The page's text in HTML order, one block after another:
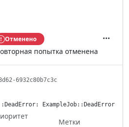
Отменено
попытка отменена
6932c80b7c3c
ExampleJob::DeadError
Метки